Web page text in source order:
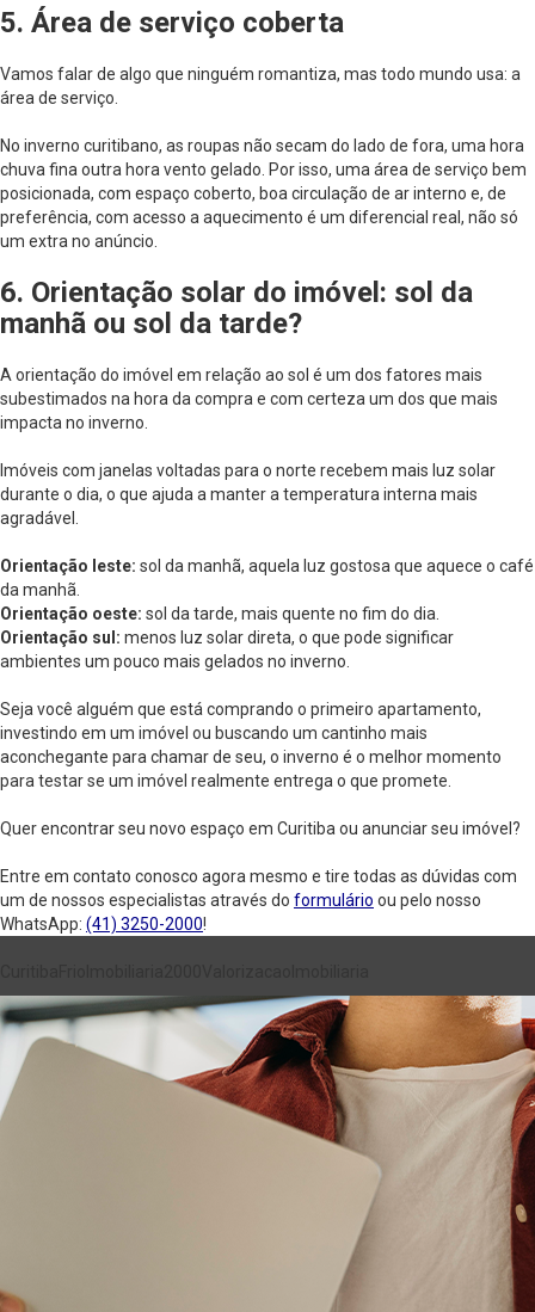
5. Área de serviço coberta
Vamos falar de algo que ninguém romantiza, mas todo mundo usa: a
área de serviço.
No inverno curitibano, as roupas não secam do lado de fora, uma hora
chuva fina outra hora vento gelado. Por isso, uma área de serviço bem
posicionada, com espaço coberto, boa circulação de ar interno e, de
preferência, com acesso a aquecimento é um diferencial real, não só
um extra no anúncio.
6. Orientação solar do imóvel: sol da
manhã ou sol da tarde?
A orientação do imóvel em relação ao sol é um dos fatores mais
subestimados na hora da compra e com certeza um dos que mais
impacta no inverno.
Imóveis com janelas voltadas para o norte recebem mais luz solar
durante o dia, o que ajuda a manter a temperatura interna mais
agradável.
Orientação leste: sol da manhã, aquela luz gostosa que aquece o café
da manhã.
Orientação oeste: sol da tarde, mais quente no fim do dia.
Orientação sul: menos luz solar direta, o que pode significar
ambientes um pouco mais gelados no inverno.
Seja você alguém que está comprando o primeiro apartamento,
investindo em um imóvel ou buscando um cantinho mais
aconchegante para chamar de seu, o inverno é o melhor momento
para testar se um imóvel realmente entrega o que promete.
Quer encontrar seu novo espaço em Curitiba ou anunciar seu imóvel?
Entre em contato conosco agora mesmo e tire todas as dúvidas com
um de nossos especialistas através do formulário ou pelo nosso
WhatsApp: (41) 3250-2000!